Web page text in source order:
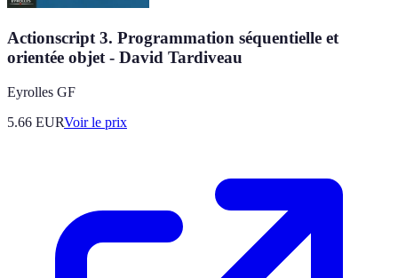
Actionscript 3. Programmation séquentielle et
orientée objet - David Tardiveau
Eyrolles GF
5.66 EURVoir le prix